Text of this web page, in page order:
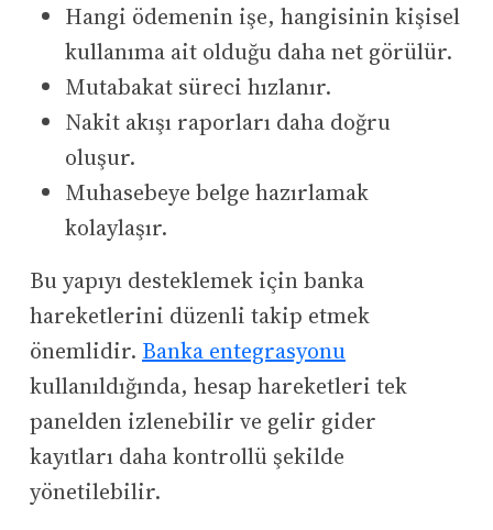
Hangi ödemenin işe, hangisinin kişisel
kullanıma ait olduğu daha net görülür.
Mutabakat süreci hızlanır.
Nakit akışı raporları daha doğru
oluşur.
Muhasebeye belge hazırlamak
kolaylaşır.
Bu yapıyı desteklemek için banka
hareketlerini düzenli takip etmek
önemlidir. Banka entegrasyonu
kullanıldığında, hesap hareketleri tek
panelden izlenebilir ve gelir gider
kayıtları daha kontrollü şekilde
yönetilebilir.